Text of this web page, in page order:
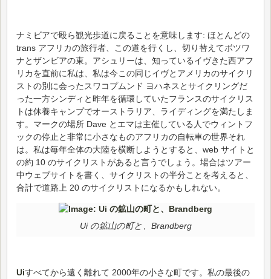
ナミビアで殴ら観光歩道に戻ることを意味します: ほとんどの
trans アフリカの旅行者、この道を行くし、切り替えてボツワ
ナとザンビアの東。アシュリーは、知っているイヴきた西アフ
リカを直前に私は、私は今この同じイヴとアメリカのサイクリ
ストの別に会ったスワコプムンド ヨハネスとサイクリングだ
った一方シンディと昨年を循環していたフランスのサイクリス
トは休養キャンプでオーストラリア、ライディングを満たしま
す。マークの場所 Dave とエマは主催している人でウィントフ
ックの停止と非常に小さなものアフリカの自転車の世界それ
は。私は毎年全体の大陸を横断しようとすると、web サイトと
の約 10 のサイクリストがあると言うでしょう。場合はツアー
中ウェブサイトを書く、サイクリストの半分ことを考えると、
合計で道路上 20 のサイクリストになるかもしれない。
Ui の鉱山の町と、Brandberg
Uiすべてから遠く離れて 2000年の小さな町です。私の最後の